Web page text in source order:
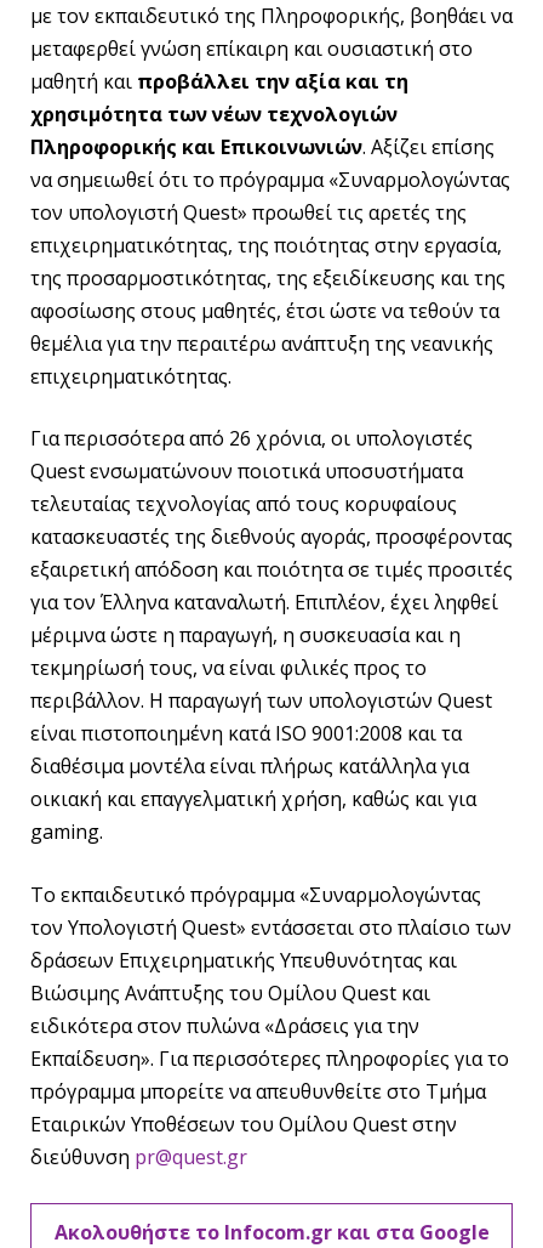
με τον εκπαιδευτικό της Πληροφορικής, βοηθάει να
μεταφερθεί γνώση επίκαιρη και ουσιαστική στο
μαθητή και προβάλλει την αξία και τη
χρησιμότητα των νέων τεχνολογιών
Πληροφορικής και Επικοινωνιών. Αξίζει επίσης
να σημειωθεί ότι το πρόγραμμα «Συναρμολογώντας
τον υπολογιστή Quest» προωθεί τις αρετές της
επιχειρηματικότητας, της ποιότητας στην εργασία,
της προσαρμοστικότητας, της εξειδίκευσης και της
αφοσίωσης στους μαθητές, έτσι ώστε να τεθούν τα
θεμέλια για την περαιτέρω ανάπτυξη της νεανικής
επιχειρηματικότητας.
Για περισσότερα από 26 χρόνια, οι υπολογιστές
Quest ενσωματώνουν ποιοτικά υποσυστήματα
τελευταίας τεχνολογίας από τους κορυφαίους
κατασκευαστές της διεθνούς αγοράς, προσφέροντας
εξαιρετική απόδοση και ποιότητα σε τιμές προσιτές
για τον Έλληνα καταναλωτή. Επιπλέον, έχει ληφθεί
μέριμνα ώστε η παραγωγή, η συσκευασία και η
τεκμηρίωσή τους, να είναι φιλικές προς το
περιβάλλον. Η παραγωγή των υπολογιστών Quest
είναι πιστοποιημένη κατά ISO 9001:2008 και τα
διαθέσιμα μοντέλα είναι πλήρως κατάλληλα για
οικιακή και επαγγελματική χρήση, καθώς και για
gaming.
To εκπαιδευτικό πρόγραμμα «Συναρμολογώντας
τον Υπολογιστή Quest» εντάσσεται στο πλαίσιο των
δράσεων Επιχειρηματικής Υπευθυνότητας και
Βιώσιμης Ανάπτυξης του Ομίλου Quest και
ειδικότερα στον πυλώνα «Δράσεις για την
Εκπαίδευση». Για περισσότερες πληροφορίες για το
πρόγραμμα μπορείτε να απευθυνθείτε στο Τμήμα
Εταιρικών Υποθέσεων του Ομίλου Quest στην
διεύθυνση pr@quest.gr
Ακολουθήστε το Infocom.gr και στα Google